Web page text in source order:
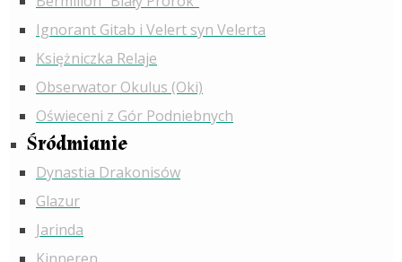
Ignorant Gitab i Velert syn Velerta
Księżniczka Relaje
Obserwator Okulus (Oki)
Oświeceni z Gór Podniebnych
Śródmianie
Dynastia Drakonisów
Glazur
Jarinda